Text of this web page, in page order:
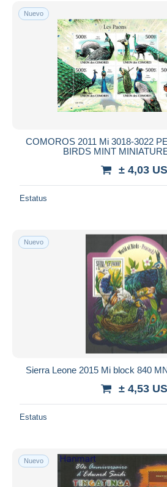
Sólo con descuento
Envío gratis
Métodos de pago
PayPal
Transferencia bancaria
Visa
Mastercard
iDeal
Maestro
Residencia del vendedor
Aplicar
Nuevo
COMOROS 2011 Mi 3018-3022
BIRDS MINT
± 4,03
Estatus
Nuevo
Sierra Leone 2015 Mi block 840
± 4,53
Estatus
Nuevo